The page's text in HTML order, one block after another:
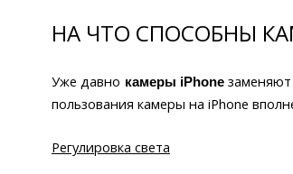
НА ЧТО СПОСОБНЫ
Уже давно камеры iPhone
пользования камеры на iPhone
Регулировка света